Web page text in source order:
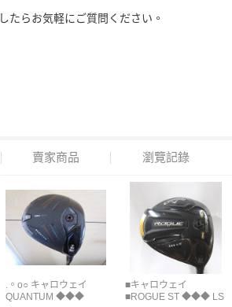
たらお気軽にご質問ください。
賣家商品 瀏覽記錄
.。o○ キャロウェイ
QUANTUM ◆◆◆
■キャロウェイ
■ROGUE ST ◆◆◆ LS